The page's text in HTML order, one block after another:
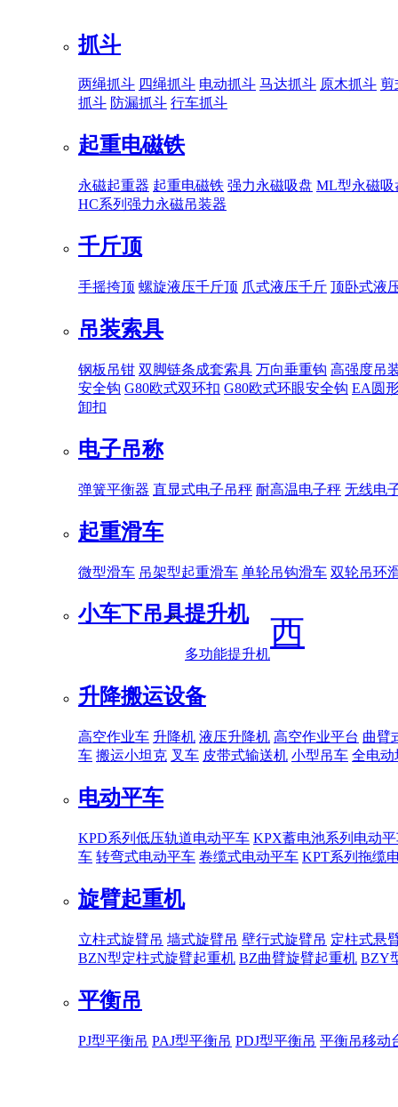
抓斗
两绳抓斗 四绳抓斗 电动抓斗 马达抓斗 原木抓斗 剪
抓斗 防漏抓斗 行车抓斗
起重电磁铁
永磁起重器 起重电磁铁 强力永磁吸盘 ML型永磁吸
HC系列强力永磁吊装器
千斤顶
手摇挎顶 螺旋液压千斤顶 爪式液压千斤 顶卧式液
吊装索具
钢板吊钳 双脚链条成套索具 万向垂重钩 高强度吊
安全钩 G80欧式双环扣 G80欧式环眼安全钩 EA圆
卸扣
电子吊称
弹簧平衡器 直显式电子吊秤 耐高温电子秤 无线电
起重滑车
微型滑车 吊架型起重滑车 单轮吊钩滑车 双轮吊环
小车下吊具提升机
多功能提升机
升降搬运设备
高空作业车 升降机 液压升降机 高空作业平台 曲臂
车 搬运小坦克 叉车 皮带式输送机 小型吊车 全电动
电动平车
KPD系列低压轨道电动平车 KPX蓄电池系列电动
车 转弯式电动平车 卷缆式电动平车 KPT系列拖缆
旋臂起重机
立柱式旋臂吊 墙式旋臂吊 壁行式旋臂吊 定柱式悬
BZN型定柱式旋臂起重机 BZ曲臂旋臂起重机 BZY
平衡吊
PJ型平衡吊 PAJ型平衡吊 PDJ型平衡吊 平衡吊移动
西